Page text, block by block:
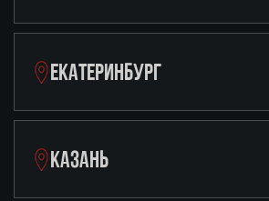
ЕКАТЕРИНБУРГ
КАЗАНЬ